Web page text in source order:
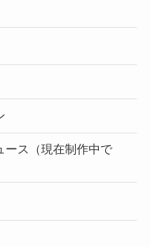
ース（現在制作中で